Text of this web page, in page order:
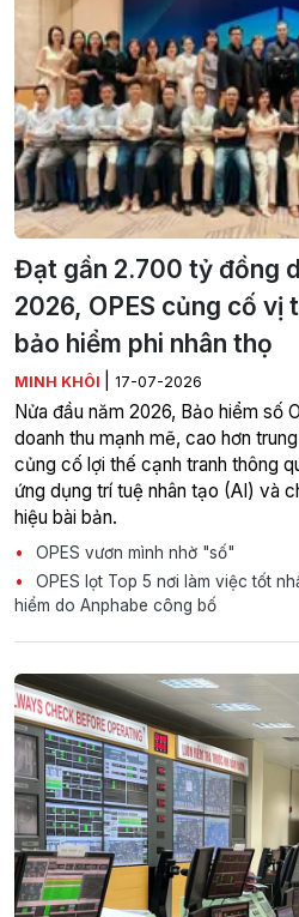
Đạt gần 2.700 tỷ đồng
2026, OPES củng cố
bảo hiểm phi nhân thọ
MINH KHÔI 17-07-2026
Nửa đầu năm 2026, Bảo hiểm số
doanh thu mạnh mẽ, cao hơn
củng cố lợi thế cạnh tranh thông
ứng dụng trí tuệ nhân tạo (AI) và
hiệu bài bản.
OPES vươn mình nhờ "số"
OPES lọt Top 5 nơi làm việc tốt
hiểm do Anphabe công bố